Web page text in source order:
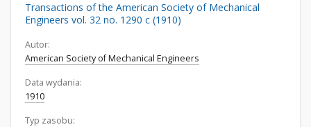
Transactions of the American Society of Mechanical
Engineers vol. 32 no. 1290 c (1910)
Autor:
American Society of Mechanical Engineers
Data wydania:
1910
Typ zasobu: